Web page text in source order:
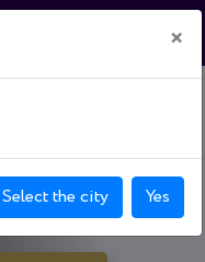
буд. 37,
×
Select the city Yes